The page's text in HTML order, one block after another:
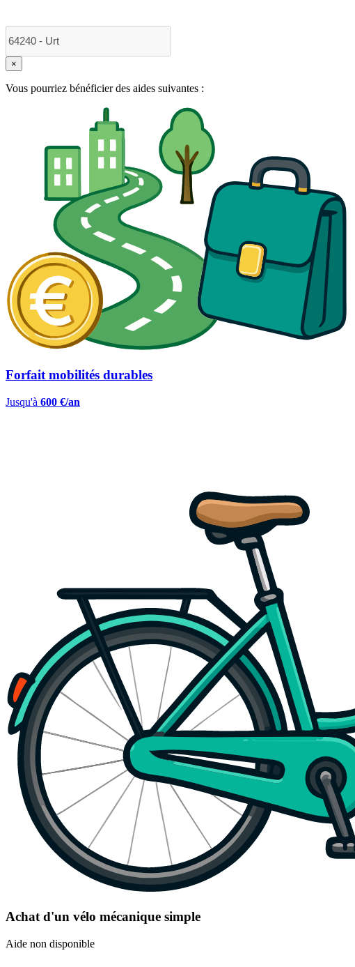
×
Vous pourriez bénéficier des aides suivantes :
Forfait mobilités durables
Jusqu'à 600 €/an
Achat d'un vélo mécanique simple
Aide non disponible